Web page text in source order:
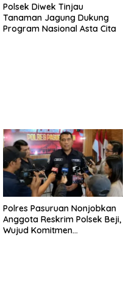
Polsek Diwek Tinjau
Tanaman Jagung Dukung
Program Nasional Asta Cita
Polres Pasuruan Nonjobkan
Anggota Reskrim Polsek Beji,
Wujud Komitmen